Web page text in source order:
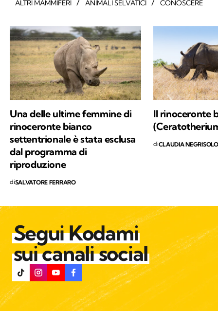
ALTRI MAMMIFERI ANIMALI SELVATICI CONOSCERE
Una delle ultime femmine di
rinoceronte bianco
settentrionale è stata esclusa
dal programma di
riproduzione
diSALVATORE FERRARO
Il rinoceronte
diCLAUDIA NEGRISOLO
Segui Kodami
sui canali social